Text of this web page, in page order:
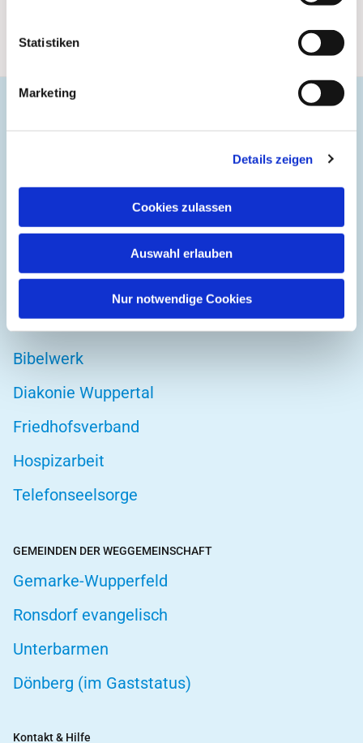
Statistiken
Marketing
Details zeigen
Cookies zulassen
Auswahl erlauben
Nur notwendige Cookies
Evangelische Gemeinde Unterbarmen Süd
Kirchenkreis Wuppertal
Altenwohnstätte
Bibelwerk
Diakonie Wuppertal
Friedhofsverband
Hospizarbeit
Telefonseelsorge
GEMEINDEN DER WEGGEMEINSCHAFT
Gemarke-Wupperfeld
Ronsdorf evangelisch
Unterbarmen
Dönberg (im Gaststatus)
Kontakt & Hilfe